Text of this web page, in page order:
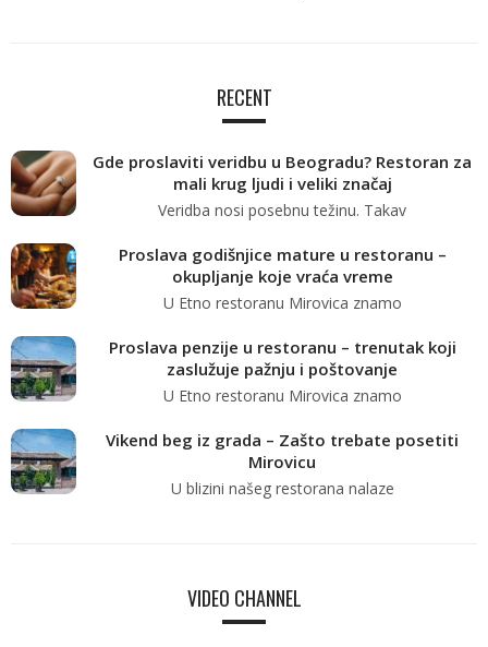
RECENT
Gde proslaviti veridbu u Beogradu? Restoran za
mali krug ljudi i veliki značaj
Veridba nosi posebnu težinu. Takav
Proslava godišnjice mature u restoranu –
okupljanje koje vraća vreme
U Etno restoranu Mirovica znamo
Proslava penzije u restoranu – trenutak koji
zaslužuje pažnju i poštovanje
U Etno restoranu Mirovica znamo
Vikend beg iz grada – Zašto trebate posetiti
Mirovicu
U blizini našeg restorana nalaze
VIDEO CHANNEL